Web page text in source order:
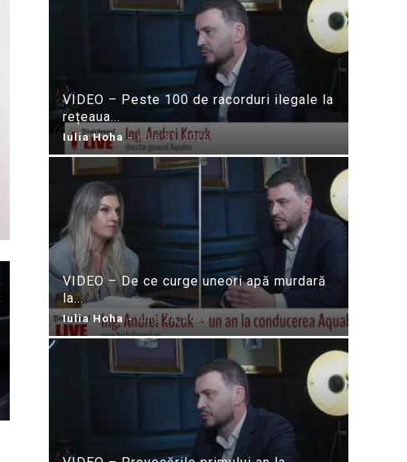
VIDEO – Peste 100 de racorduri ilegale la
rețeaua...
Iulia Hoha - iulie 31, 2026
VIDEO – De ce curge uneori apă murdară
la...
Iulia Hoha - iulie 24, 2026